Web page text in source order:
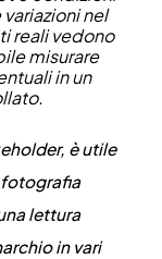
nel
reali vedono
misurare
in un
è utile
fotografia
lettura
in vari